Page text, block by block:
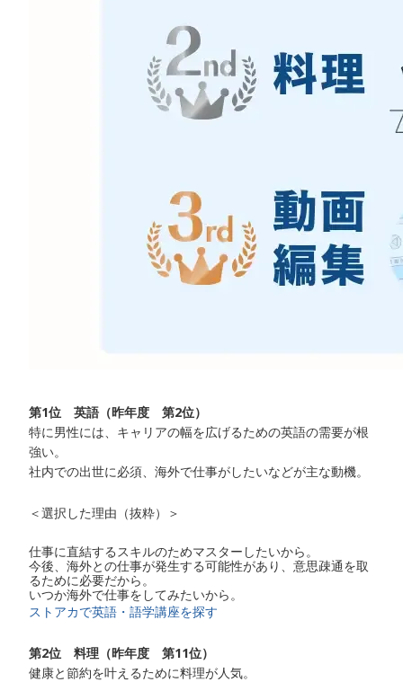
第1位 英語（昨年度 第2位）
特に男性には、キャリアの幅を広げるための英語の需要が根
強い。
社内での出世に必須、海外で仕事がしたいなどが主な動機。
＜選択した理由（抜粋）＞
仕事に直結するスキルのためマスターしたいから。
今後、海外との仕事が発生する可能性があり、意思疎通を取
るために必要だから。
いつか海外で仕事をしてみたいから。
ストアカで英語・語学講座を探す
第2位 料理（昨年度 第11位）
健康と節約を叶えるために料理が人気。